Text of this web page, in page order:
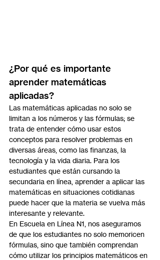
¿Por qué es importante
aprender matemáticas
aplicadas?
Las matemáticas aplicadas no solo se
limitan a los números y las fórmulas; se
trata de entender cómo usar estos
conceptos para resolver problemas en
diversas áreas, como las finanzas, la
tecnología y la vida diaria. Para los
estudiantes que están cursando la
secundaria en línea, aprender a aplicar las
matemáticas en situaciones cotidianas
puede hacer que la materia se vuelva más
interesante y relevante.
En Escuela en Línea N1, nos aseguramos
de que los estudiantes no solo memoricen
fórmulas, sino que también comprendan
cómo utilizar los principios matemáticos en